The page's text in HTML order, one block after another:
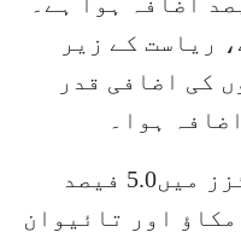
ریاست کے زیر
کی اضافی قدر
جوائنٹ اسٹاک انٹرپرائزز میں5.0 فیصد
اور تائیوان